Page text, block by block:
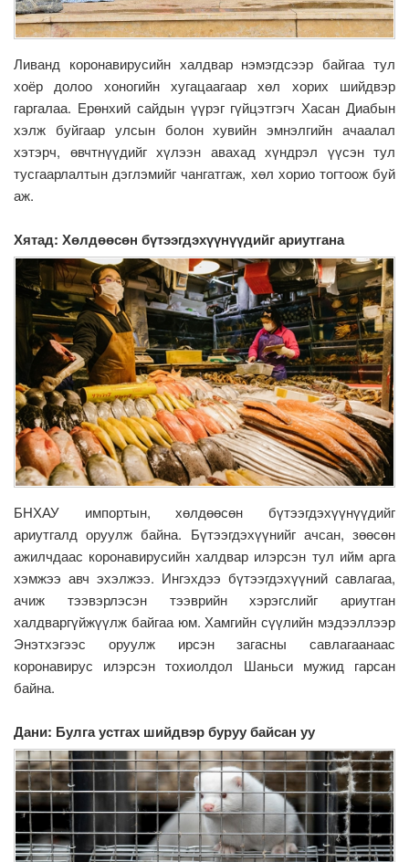
Ливанд коронавирусийн халдвар нэмэгдсээр байгаа тул
хоёр долоо хоногийн хугацаагаар хөл хорих шийдвэр
гаргалаа. Ерөнхий сайдын үүрэг гүйцэтгэгч Хасан Диабын
хэлж буйгаар улсын болон хувийн эмнэлгийн ачаалал
хэтэрч, өвчтнүүдийг хүлээн авахад хүндрэл үүсэн тул
тусгаарлалтын дэглэмийг чангатгаж, хөл хорио тогтоож буй
аж.
Хятад: Хөлдөөсөн бүтээгдэхүүнүүдийг ариутгана
БНХАУ импортын, хөлдөөсөн бүтээгдэхүүнүүдийг
ариутгалд оруулж байна. Бүтээгдэхүүнийг ачсан, зөөсөн
ажилчдаас коронавирусийн халдвар илэрсэн тул ийм арга
хэмжээ авч эхэлжээ. Ингэхдээ бүтээгдэхүүний савлагаа,
ачиж тээвэрлэсэн тээврийн хэрэгслийг ариутган
халдваргүйжүүлж байгаа юм. Хамгийн сүүлийн мэдээллээр
Энэтхэгээс оруулж ирсэн загасны савлагаанаас
коронавирус илэрсэн тохиолдол Шаньси мужид гарсан
байна.
Дани: Булга устгах шийдвэр буруу байсан уу